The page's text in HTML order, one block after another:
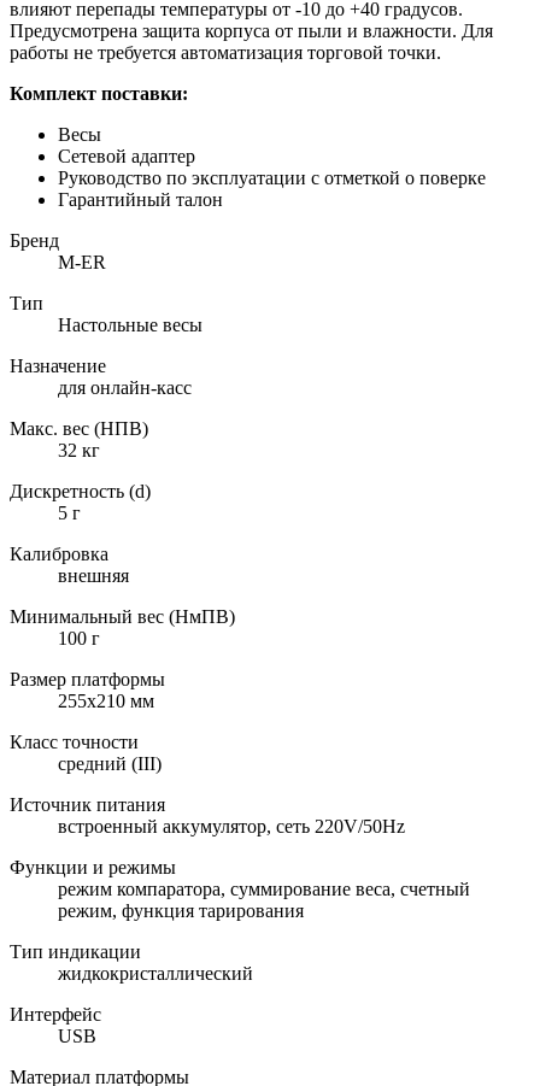
влияют перепады температуры от -10 до +40 градусов.
Предусмотрена защита корпуса от пыли и влажности. Для
работы не требуется автоматизация торговой точки.
Комплект поставки:
Весы
Сетевой адаптер
Руководство по эксплуатации с отметкой о поверке
Гарантийный талон
Бренд
M-ER
Тип
Настольные весы
Назначение
для онлайн-касс
Макс. вес (НПВ)
32 кг
Дискретность (d)
5 г
Калибровка
внешняя
Минимальный вес (НмПВ)
100 г
Размер платформы
255х210 мм
Класс точности
средний (III)
Источник питания
встроенный аккумулятор, сеть 220V/50Hz
Функции и режимы
режим компаратора, суммирование веса, счетный
режим, функция тарирования
Тип индикации
жидкокристаллический
Интерфейс
USB
Материал платформы